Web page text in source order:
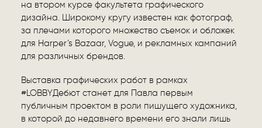
на втором курсе факультета графического
дизайна. Широкому кругу известен как фотограф,
за плечами которого множество съемок и обложек
для Harper’s Bazaar, Vogue, и рекламных кампаний
для различных брендов.
Выставка графических работ в рамках
#LOBBYДебют станет для Павла первым
публичным проектом в роли пишущего художника,
в которой до недавнего времени его знали лишь